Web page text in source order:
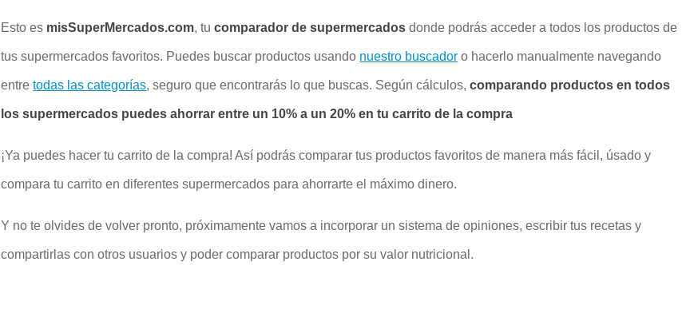
Esto es misSuperMercados.com, tucomparador de supermercados donde podrás acceder a todos los productos de
tus supermercados favoritos. Puedes buscar productos usando nuestro buscador o hacerlo manualmente navegando
entretodas las categorías, seguro que encontrarás lo que buscas. Según cálculos,comparando productos en todos
los supermercados puedes ahorrar entre un 10% a un 20% en tu carrito de la compra
¡Ya puedes hacer tu carrito de la compra! Así podrás comparar tus productos favoritos de manera más fácil, úsado y
compara tu carrito en diferentes supermercados para ahorrarte el máximo dinero.
Y no te olvides de volver pronto, próximamente vamos a incorporar un sistema de opiniones, escribir tus recetas y
compartirlas con otros usuarios y poder comparar productos por su valor nutricional.